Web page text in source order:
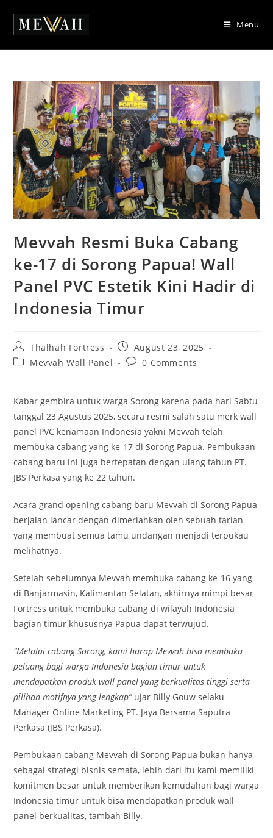
content
Menu
Mevvah Resmi Buka Cabang
ke-17 di Sorong Papua! Wall
Panel PVC Estetik Kini Hadir di
Indonesia Timur
Post
author:
Thalhah Fortress
Post
published:
August 23, 2025
PostMevvah Wall Panel
Post0 Comments
Kabar gembira untuk warga Sorong karena pada hari Sabtu
tanggal 23 Agustus 2025, secara resmi salah satu merk wall
panel PVC kenamaan Indonesia yakni Mevvah telah
membuka cabang yang ke-17 di Sorong Papua. Pembukaan
cabang baru ini juga bertepatan dengan ulang tahun PT.
JBS Perkasa yang ke 22 tahun.
Acara grand opening cabang baru Mevvah di Sorong Papua
berjalan lancar dengan dimeriahkan oleh sebuah tarian
yang membuat semua tamu undangan menjadi terpukau
melihatnya.
Setelah sebelumnya Mevvah membuka cabang ke-16 yang
di Banjarmasin, Kalimantan Selatan, akhirnya mimpi besar
Fortress untuk membuka cabang di wilayah Indonesia
bagian timur khususnya Papua dapat terwujud.
“Melalui cabang Sorong, kami harap Mevvah bisa membuka
peluang bagi warga Indonesia bagian timur untuk
mendapatkan produk wall panel yang berkualitas tinggi serta
pilihan motifnya yang lengkap”ujar Billy Gouw selaku
Manager Online Marketing PT. Jaya Bersama Saputra
Perkasa (JBS Perkasa).
Pembukaan cabang Mevvah di Sorong Papua bukan hanya
sebagai strategi bisnis semata, lebih dari itu kami memiliki
komitmen besar untuk memberikan kemudahan bagi warga
Indonesia timur untuk bisa mendapatkan produk wall
panel berkualitas, tambah Billy.